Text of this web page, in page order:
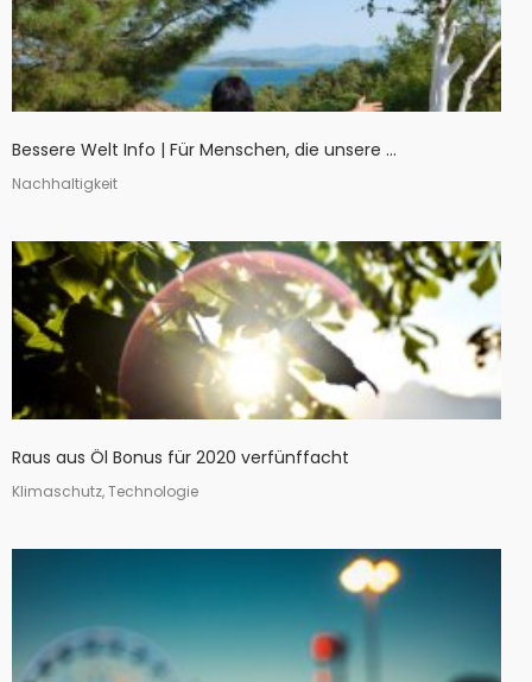
Bessere Welt Info | Für Menschen, die unsere ...
Nachhaltigkeit
Raus aus Öl Bonus für 2020 verfünffacht
Klimaschutz, Technologie